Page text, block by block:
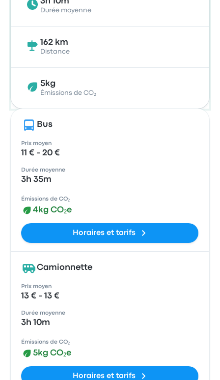
Durée moyenne
162 km
Distance
5kg
Émissions de CO₂
Bus
Prix moyen
11 € - 20 €
Durée moyenne
3h 35m
Émissions de CO₂
4kg CO₂e
Horaires et tarifs
Camionnette
Prix moyen
13 € - 13 €
Durée moyenne
3h 10m
Émissions de CO₂
5kg CO₂e
Horaires et tarifs